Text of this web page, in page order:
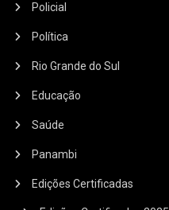
Policial
Política
Rio Grande do Sul
Educação
Saúde
Panambi
Edições Certificadas